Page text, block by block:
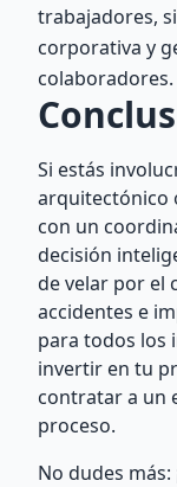
trabajadores,
corporativa y
colaboradores.
Si estás
arquitectónico
con un
decisión
de velar por el
accidentes e
para todos los
invertir en tu
contratar a un
proceso.
No dudes